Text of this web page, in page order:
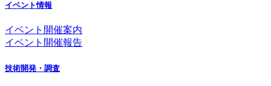
イベント情報
イベント開催案内
イベント開催報告
技術開発・調査